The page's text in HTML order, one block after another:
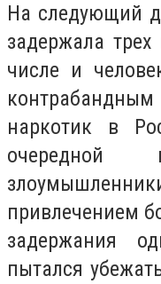
На следующий
задержала
числе и
наркотик в
очередной
привлечением
задержания
пытался